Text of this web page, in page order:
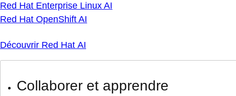
Red Hat Enterprise Linux AI
Red Hat OpenShift AI
Découvrir Red Hat AI
Collaborer et apprendre